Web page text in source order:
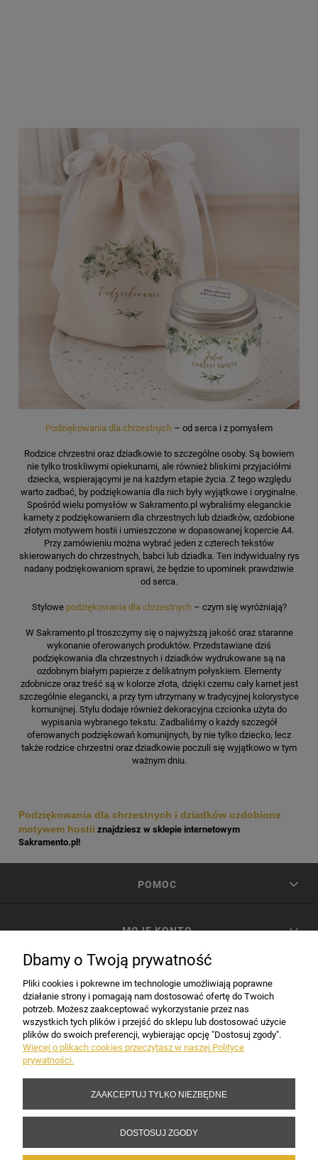
Podziękowania dla chrzestnych – od serca i z pomysłem
Rodzice chrzestni oraz dziadkowie to szczególne osoby. Są bowiem
nie tylko troskliwymi opiekunami, ale również bliskimi przyjaciółmi
dziecka, wspierającymi je na każdym etapie życia. Z tego względu
warto zadbać, by podziękowania dla nich były wyjątkowe i oryginalne.
Spośród wielu pomysłów w Sakramento.pl wybraliśmy eleganckie
karnety z podziękowaniem dla chrzestnych lub dziadków, ozdobione
złotym motywem hostii i umieszczone w dopasowanej kopercie A4.
Przy zamówieniu można wybrać jeden z czterech tekstów
skierowanych do chrzestnych, babci lub dziadka. Ten indywidualny rys
nadany podziękowaniom sprawi, że będzie to upominek prawdziwie
od serca.
Stylowe podziękowania dla chrzestnych– czym się wyróżniają?
W Sakramento.pl troszczymy się o najwyższą jakość oraz staranne
wykonanie oferowanych produktów. Przedstawiane dziś
podziękowania dla chrzestnych i dziadków wydrukowane są na
ozdobnym białym papierze z delikatnym połyskiem. Elementy
zdobnicze oraz treść są w kolorze złota, dzięki czemu cały karnet jest
szczególnie elegancki, a przy tym utrzymany w tradycyjnej kolorystyce
komunijnej. Stylu dodaje również dekoracyjna czcionka użyta do
wypisania wybranego tekstu. Zadbaliśmy o każdy szczegół
oferowanych podziękowań komunijnych, by nie tylko dziecko, lecz
także rodzice chrzestni oraz dziadkowie poczuli się wyjątkowo w tym
ważnym dniu.
Podziękowania dla chrzestnych i dziadków ozdobione
motywem hostii znajdziesz w sklepie internetowym
Sakramento.pl!
POMOC
MOJE KONTO
INFORMACJE
Copyright 2017-2026 Sakramento.pl
Dbamy o Twoją prywatność
Pliki cookies i pokrewne im technologie umożliwiają poprawne
działanie strony i pomagają nam dostosować ofertę do Twoich
potrzeb. Możesz zaakceptować wykorzystanie przez nas
wszystkich tych plików i przejść do sklepu lub dostosować użycie
plików do swoich preferencji, wybierając opcję "Dostosuj zgody".
Więcej o plikach cookies przeczytasz w naszej Polityce
prywatności.
ZAAKCEPTUJ TYLKO NIEZBĘDNE
DOSTOSUJ ZGODY